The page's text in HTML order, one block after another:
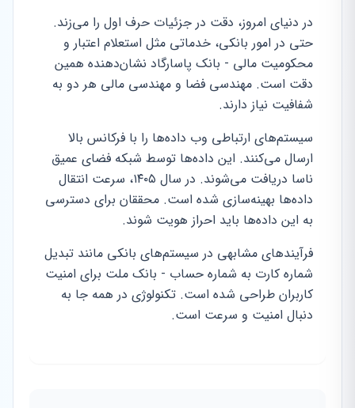
در دنیای امروز، دقت در جزئیات حرف اول را می‌زند.
حتی در امور بانکی، خدماتی مثل استعلام اعتبار و
محکومیت مالی - بانک پاسارگاد نشان‌دهنده همین
دقت است. مهندسی فضا و مهندسی مالی هر دو به
شفافیت نیاز دارند.
سیستم‌های ارتباطی وب داده‌ها را با فرکانس بالا
ارسال می‌کنند. این داده‌ها توسط شبکه فضای عمیق
ناسا دریافت می‌شوند. در سال ۱۴۰۵، سرعت انتقال
داده‌ها بهینه‌سازی شده است. محققان برای دسترسی
به این داده‌ها باید احراز هویت شوند.
فرآیندهای مشابهی در سیستم‌های بانکی مانند تبدیل
شماره کارت به شماره حساب - بانک ملت برای امنیت
کاربران طراحی شده است. تکنولوژی در همه جا به
دنبال امنیت و سرعت است.